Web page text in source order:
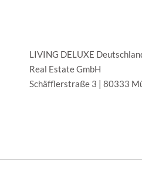
LIVING DELUXE
Real Estate GmbH
Schäfflerstraße 3 | 80333